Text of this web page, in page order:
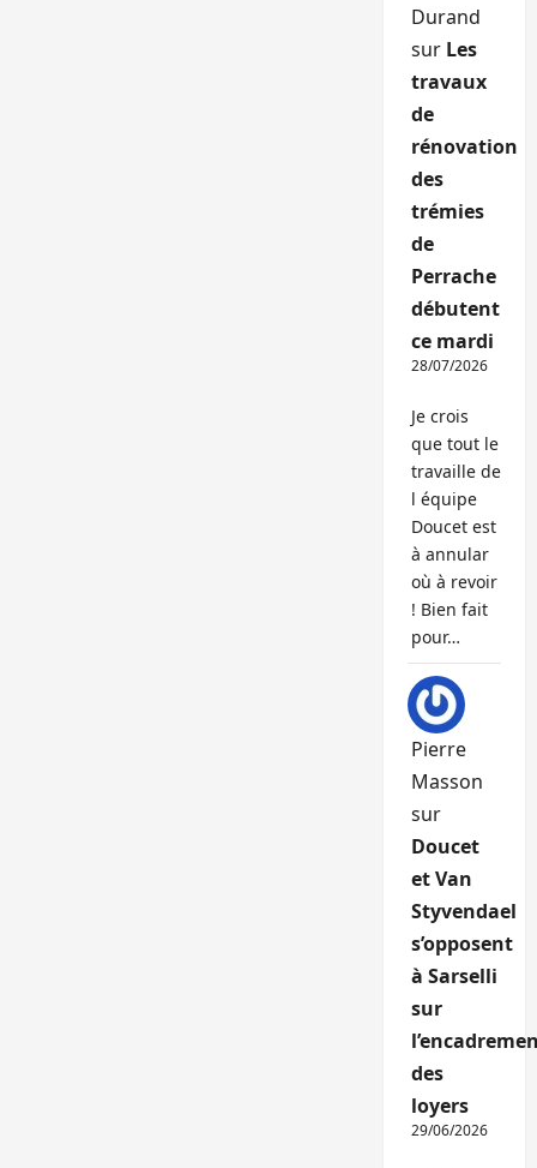
Durand
sur Les
travaux
de
rénovation
des
trémies
de
Perrache
débutent
ce mardi
28/07/2026
Je crois
que tout le
travaille de
l équipe
Doucet est
à annular
où à revoir
! Bien fait
pour…
Pierre
Masson
sur
Doucet
et Van
Styvendael
s’opposent
à Sarselli
sur
des
loyers
29/06/2026